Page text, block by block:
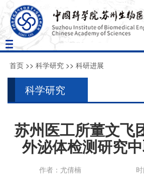
Toggle
navigation
首页 >> 科学研究 >> 科研进展
科学研究
苏州医工所董文飞
外泌体检测研究
作者：尤倩楠